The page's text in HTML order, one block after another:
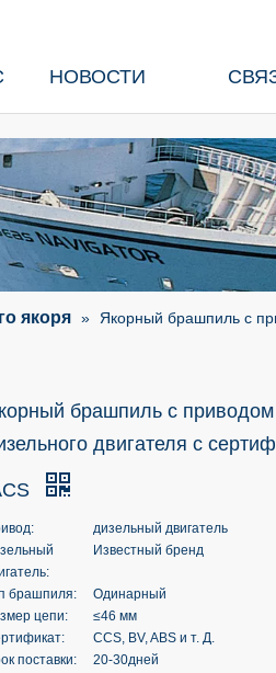
НОВОСТИ
якоря »
Якорный брашпиль с
брашпиль с приводом
двигателя с
дизельный двигатель
Известный бренд
брашпиля:
Одинарный
цепи:
≤46 мм
CCS, BV, ABS и т. Д.
поставки:
20-30дней